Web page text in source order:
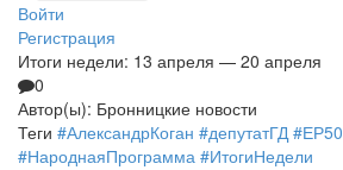
Войти
Регистрация
Итоги недели: 13 апреля — 20 апреля
0
Автор(ы): Бронницкие новости
Теги #АлександрКоган #депутатГД #ЕР50
#НароднаяПрограмма #ИтогиНедели